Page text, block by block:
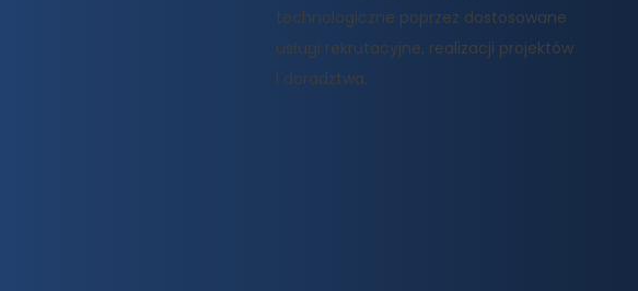
technologiczne poprzez dostosowane
usługi rekrutacyjne, realizacji projektów
i doradztwa.